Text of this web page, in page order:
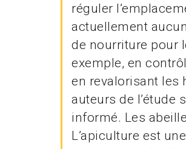
réguler
actuellement
de nourriture pour
exemple, en
en revalorisant les
auteurs de l’étude
informé. Les
L’apiculture est